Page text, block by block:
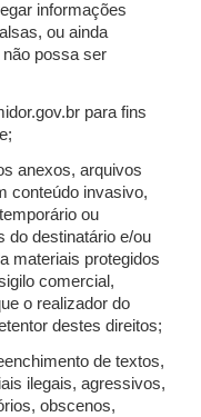
informações
ou ainda
possa ser
para fins
anexos, arquivos
conteúdo invasivo,
ou
do destinatário e/ou
materiais protegidos
comercial,
o realizador do
destes direitos;
de textos,
ilegais, agressivos,
obscenos,